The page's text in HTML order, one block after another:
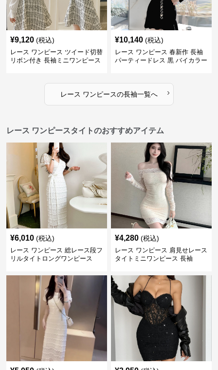
¥9,120 (税込)
レース ワンピース ツイード切替
リボン付き 長袖ミニワンピース
¥10,140 (税込)
レース ワンピース 春新作 長袖
パーティードレス 黒 バイカラー
レース ワンピースの長袖一覧へ ›
レース ワンピースタイトのおすすめアイテム
¥6,010 (税込)
レース ワンピース 総レース段フ
リルタイトロングワンピース
¥4,280 (税込)
レース ワンピース 肩見せレース
タイトミニワンピース 長袖